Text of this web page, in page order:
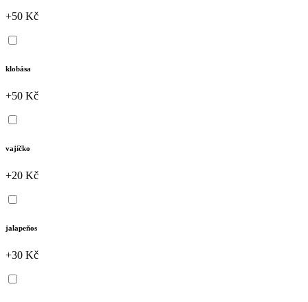
+50 Kč
klobása
+50 Kč
vajíčko
+20 Kč
jalapeňos
+30 Kč